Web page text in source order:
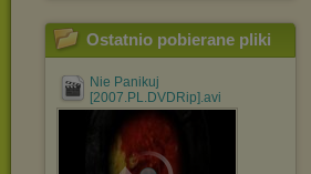
Ostatnio pobierane pliki
Nie Panikuj
[2007.PL.DVDRip].avi